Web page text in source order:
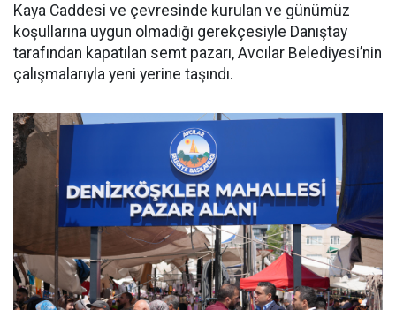
Kaya Caddesi ve çevresinde kurulan ve günümüz
koşullarına uygun olmadığı gerekçesiyle Danıştay
tarafından kapatılan semt pazarı, Avcılar Belediyesi’nin
çalışmalarıyla yeni yerine taşındı.